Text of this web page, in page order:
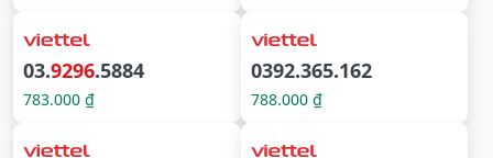
03.9296.5884
783.000 ₫
0392.365.162
788.000 ₫